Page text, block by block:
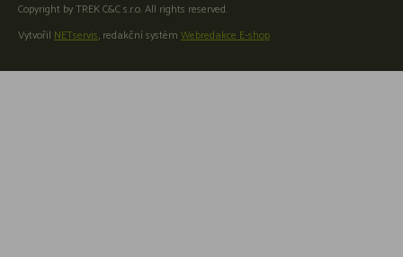
Copyright by TREK C&C s.r.o. All rights reserved.
Vytvořil NETservis, redakční systém Webredakce E-shop